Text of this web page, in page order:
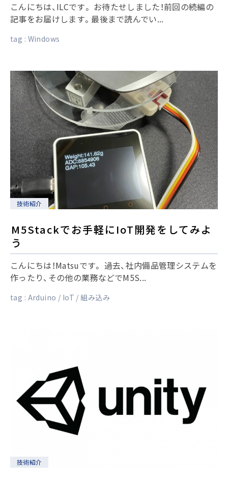
こんにちは、ILCです。 お待たせしました！前回の続編の
記事をお届けします。最後まで読んでい...
tag : Windows
技術紹介
M5Stackでお手軽にIoT開発をしてみよ
う
こんにちは！Matsuです。 過去、社内備品管理システムを
作ったり、その他の業務などでM5S...
tag : Arduino IoT 組み込み
技術紹介